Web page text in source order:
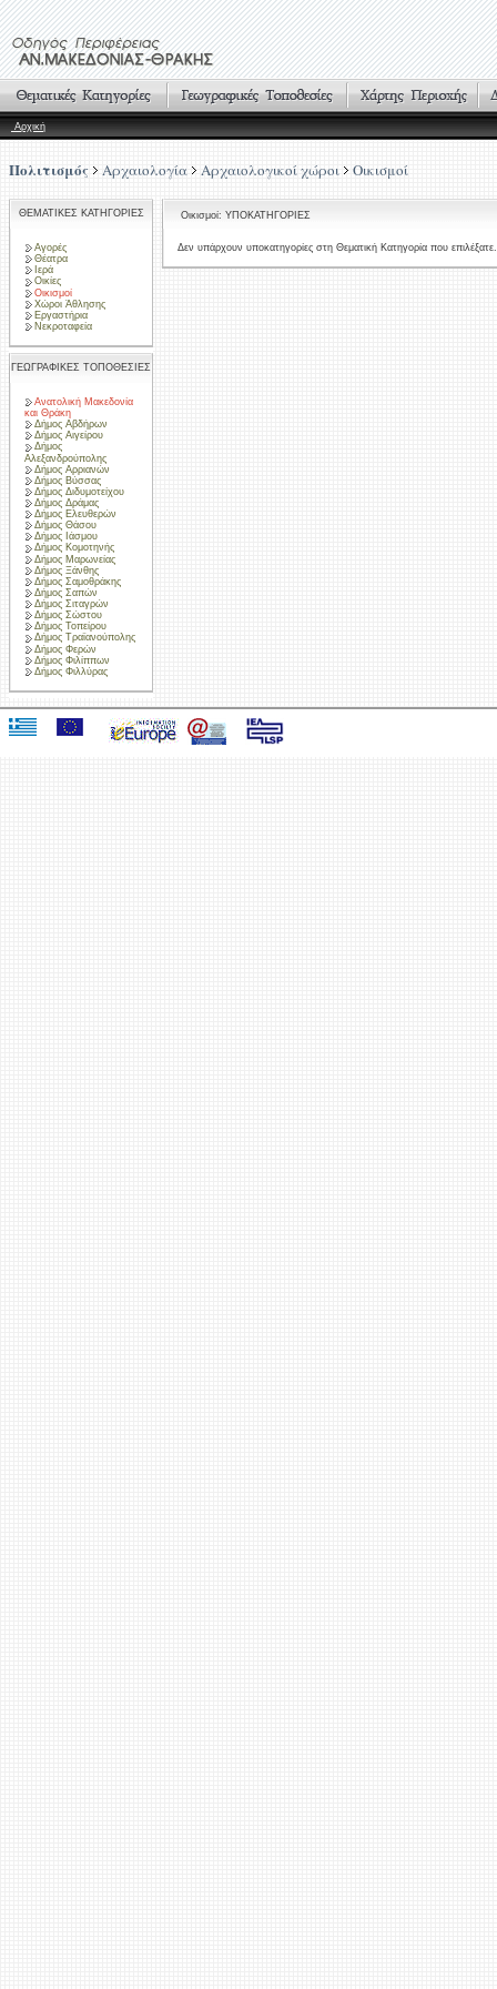
Αρχική
Πολιτισμός Αρχαιολογία Αρχαιολογικοί χώροι Οικισμοί
ΘΕΜΑΤΙΚΕΣ ΚΑΤΗΓΟΡΙΕΣ
Αγορές
Θέατρα
Ιερά
Οικίες
Οικισμοί
Χώροι Άθλησης
Εργαστήρια
Νεκροταφεία
ΓΕΩΓΡΑΦΙΚΕΣ ΤΟΠΟΘΕΣΙΕΣ
Ανατολική Μακεδονία
και Θράκη
Δήμος Αβδήρων
Δήμος Αιγείρου
Δήμος
Αλεξανδρούπολης
Δήμος Αρριανών
Δήμος Βύσσας
Δήμος Διδυμοτείχου
Δήμος Δράμας
Δήμος Ελευθερών
Δήμος Θάσου
Δήμος Ιάσμου
Δήμος Κομοτηνής
Δήμος Μαρωνείας
Δήμος Ξάνθης
Δήμος Σαμοθράκης
Δήμος Σαπών
Δήμος Σιταγρών
Δήμος Σώστου
Δήμος Τοπείρου
Δήμος Τραϊανούπολης
Δήμος Φερών
Δήμος Φιλίππων
Δήμος Φιλλύρας
Οικισμοί: ΥΠΟΚΑΤΗΓΟΡΙΕΣ
Δεν υπάρχουν υποκατηγορίες στη Θεματική Κατηγορία που επιλέξατε.